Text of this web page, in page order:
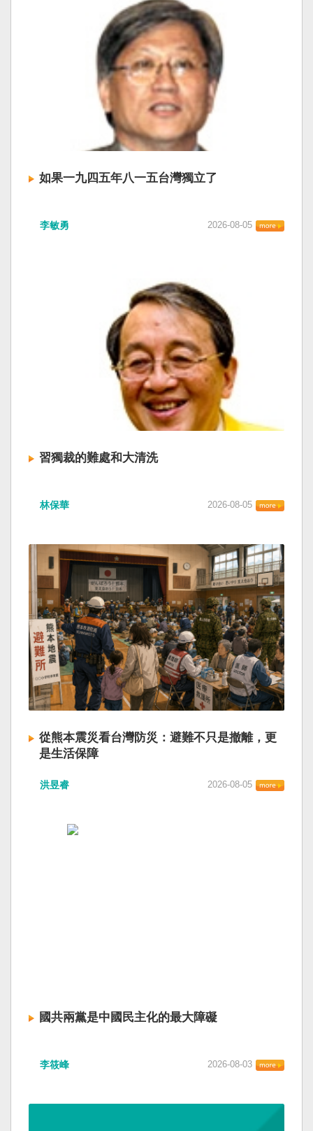
如果一九四五年八一五台灣獨立了
李敏勇 2026-08-05
習獨裁的難處和大清洗
林保華 2026-08-05
從熊本震災看台灣防災：避難不只是撤離，更
是生活保障
洪昱睿 2026-08-05
國共兩黨是中國民主化的最大障礙
李筱峰 2026-08-03